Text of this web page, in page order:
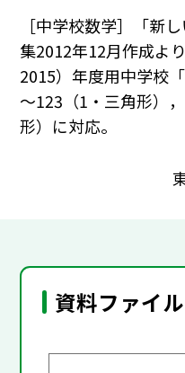
［中学校数学］「新
集2012年12月作成よ
2015）年度用中学校
～123（1・三角形）
形）に対応。
資料ファイル